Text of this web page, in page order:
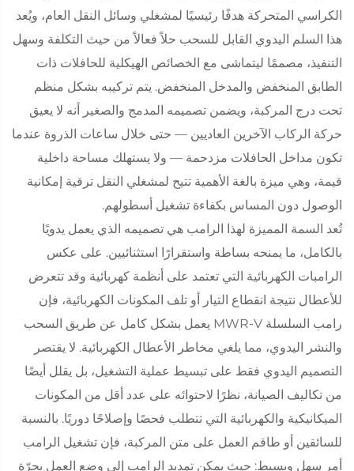
الكراسي المتحركة هدفًا رئيسيًا لمشغلي وسائل النقل العام، ويُعد
هذا السلم اليدوي القابل للسحب حلاً فعالاً من حيث التكلفة وسهل
التنفيذ، مصممًا ليتماشى مع الخصائص الهيكلية للحافلات ذات
الطابق المنخفض والمدخل المنخفض. يتم تركيبه بشكل منظم
تحت درج المركبة، ويضمن تصميمه المدمج والصغير أنه لا يعيق
حركة الركاب الآخرين العاديين — حتى خلال ساعات الذروة عندما
تكون مداخل الحافلات مزدحمة — ولا يستهلك مساحة داخلية
قيمة، وهي ميزة بالغة الأهمية تتيح لمشغلي النقل ترقية إمكانية
الوصول دون المساس بكفاءة تشغيل أسطولهم.
تُعد السمة المميزة لهذا الرامب هي تصميمه الذي يعمل يدويًا
بالكامل، ما يمنحه بساطة واستقرارًا استثنائيين. على عكس
الرامبات الكهربائية التي تعتمد على أنظمة كهربائية وقد تتعرض
للأعطال نتيجة انقطاع التيار أو تلف المكونات الكهربائية، فإن
رامب السلسلة MWR-V يعمل بشكل كامل عن طريق السحب
والنشر اليدوي، مما يلغي مخاطر الأعطال الكهربائية. لا يقتصر
التصميم اليدوي فقط على تبسيط عملية التشغيل، بل يقلل أيضًا
من تكاليف الصيانة، نظرًا لاحتوائه على عدد أقل من المكونات
الميكانيكية والكهربائية التي تتطلب فحصًا وإصلاحًا دوريًا. بالنسبة
للسائقين أو طاقم العمل على متن المركبة، فإن تشغيل الرامب
أمر سهل وبسيط: حيث يمكن تمديد الرامب إلى وضع العمل بجرّة